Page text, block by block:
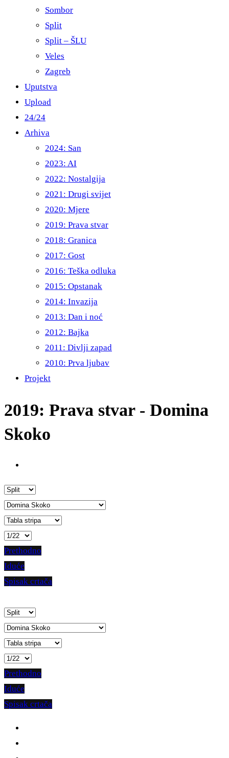
Sombor
Split
Split – ŠLU
Veles
Zagreb
Uputstva
Upload
24/24
Arhiva
2024: San
2023: AI
2022: Nostalgija
2021: Drugi svijet
2020: Mjere
2019: Prava stvar
2018: Granica
2017: Gost
2016: Teška odluka
2015: Opstanak
2014: Invazija
2013: Dan i noć
2012: Bajka
2011: Divlji zapad
2010: Prva ljubav
Projekt
2019: Prava stvar - Domina
Skoko
Prethodno
Iduće
Spisak crtača
Prethodno
Iduće
Spisak crtača